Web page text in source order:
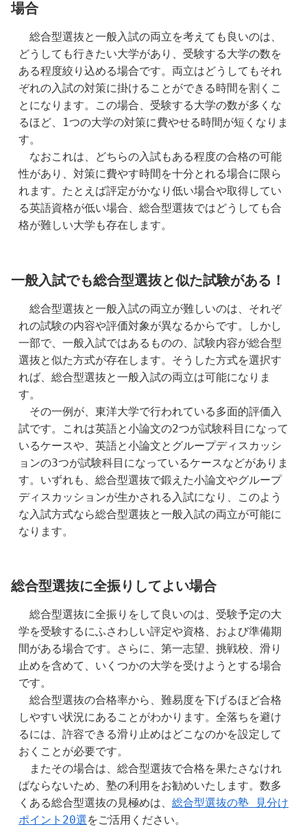
場合
総合型選抜と一般入試の両立を考えても良いのは、
どうしても行きたい大学があり、受験する大学の数を
ある程度絞り込める場合です。両立はどうしてもそれ
ぞれの入試の対策に掛けることができる時間を割くこ
とになります。この場合、受験する大学の数が多くな
るほど、1つの大学の対策に費やせる時間が短くなりま
す。
なおこれは、どちらの入試もある程度の合格の可能
性があり、対策に費やす時間を十分とれる場合に限ら
れます。たとえば評定がかなり低い場合や取得してい
る英語資格が低い場合、総合型選抜ではどうしても合
格が難しい大学も存在します。
一般入試でも総合型選抜と似た試験がある！
総合型選抜と一般入試の両立が難しいのは、それぞ
れの試験の内容や評価対象が異なるからです。しかし
一部で、一般入試ではあるものの、試験内容が総合型
選抜と似た方式が存在します。そうした方式を選択す
れば、総合型選抜と一般入試の両立は可能になりま
す。
その一例が、東洋大学で行われている多面的評価入
試です。これは英語と小論文の2つが試験科目になって
いるケースや、英語と小論文とグループディスカッシ
ョンの3つが試験科目になっているケースなどがありま
す。いずれも、総合型選抜で鍛えた小論文やグループ
ディスカッションが生かされる入試になり、このよう
な入試方式なら総合型選抜と一般入試の両立が可能に
なります。
総合型選抜に全振りしてよい場合
総合型選抜に全振りをして良いのは、受験予定の大
学を受験するにふさわしい評定や資格、および準備期
間がある場合です。さらに、第一志望、挑戦校、滑り
止めを含めて、いくつかの大学を受けようとする場合
です。
総合型選抜の合格率から、難易度を下げるほど合格
しやすい状況にあることがわかります。全落ちを避け
るには、許容できる滑り止めはどこなのかを設定して
おくことが必要です。
またその場合は、総合型選抜で合格を果たさなけれ
ばならないため、塾の利用をお勧めいたします。数多
くある総合型選抜の見極めは、 総合型選抜の塾 見分け
ポイント20選をご活用ください。